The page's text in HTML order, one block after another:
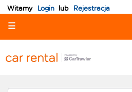
Witamy Login lub Rejestracja
☰